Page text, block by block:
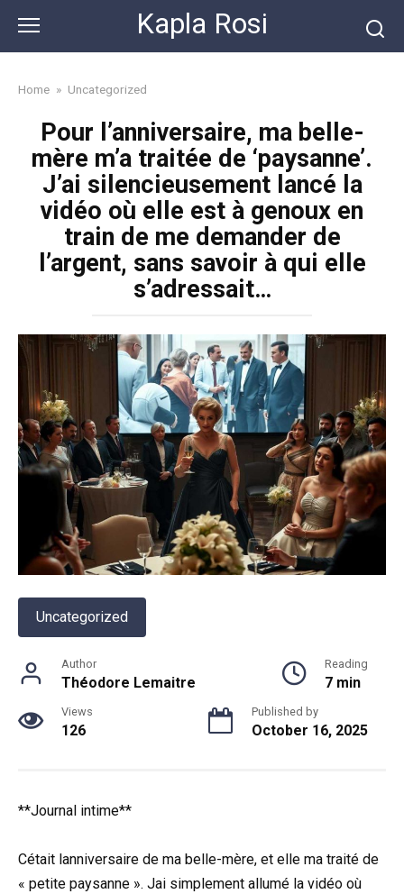
content
Kapla Rosi
Home » Uncategorized
Pour l’anniversaire, ma belle-
mère m’a traitée de ‘paysanne’.
J’ai silencieusement lancé la
vidéo où elle est à genoux en
train de me demander de
l’argent, sans savoir à qui elle
s’adressait…
Uncategorized
Author
Théodore Lemaitre
Reading
7 min
Views
126
Published by
October 16, 2025
**Journal intime**
Cétait lanniversaire de ma belle-mère, et elle ma traité de
« petite paysanne ». Jai simplement allumé la vidéo où